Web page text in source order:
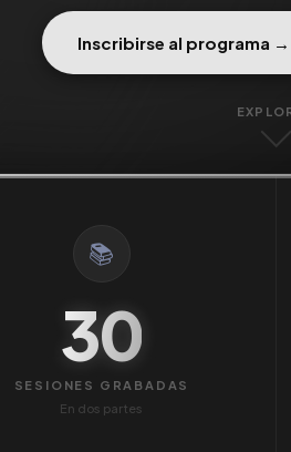
Inscribirse al programa →
📚
30
SESIONES GRABADAS
En dos partes